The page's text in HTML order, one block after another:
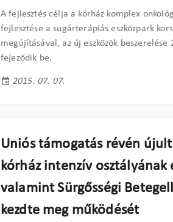
A fejlesztés célja a kórház komplex
fejlesztése a sugárterápiás eszközpark
megújításával, az új eszközök beszerelése
fejeződik be.
2015. 07. 07.
Uniós támogatás révén
kórház intenzív osztályának
valamint Sürgősségi
kezdte meg működését